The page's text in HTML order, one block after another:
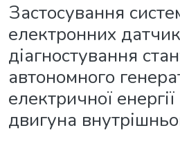
Застосування
електронних
діагностування
автономного
електричної енергії
двигуна